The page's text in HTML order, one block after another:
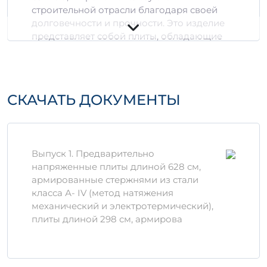
строительной отрасли благодаря своей
долговечности и прочности. Это изделие
представляет собой плиты, обладающие
Технические
Тип бетона:Водонепроницаемый
Основные материалы: Цемент,
заполнители, армирующие элементы
Преимущества ПЛ 63-12 ла
Высокая прочность на сжатие и изгиб,
Устойчивость к атмосферным
СКАЧАТЬ ДОКУМЕНТЫ
Выпуск 1. Предварительно
напряженные плиты длиной 628 см,
армированные стержнями из стали
класса А- IV (метод натяжения
механический и электротермический),
плиты длиной 298 см, армирова